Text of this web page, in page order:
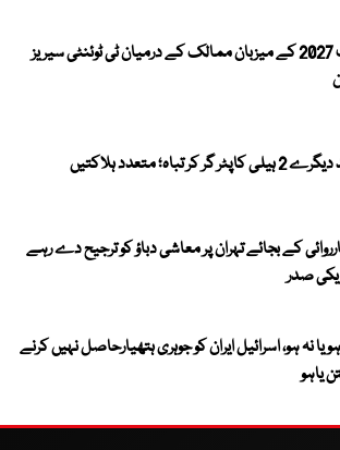
ورلڈ کپ 2027 کے میزبان ممالک کے درمیان ٹی ٹوئنٹی سیریز
گر کر تباہ؛ متعدد ہلاکتیں
کے بجائے تہران پر معاشی دباؤ کو ترجیح دے رہے
صدر
یا نہ ہو، اسرائیل ایران کو جوہری ہتھیارحاصل نہیں کرنے
یاہو